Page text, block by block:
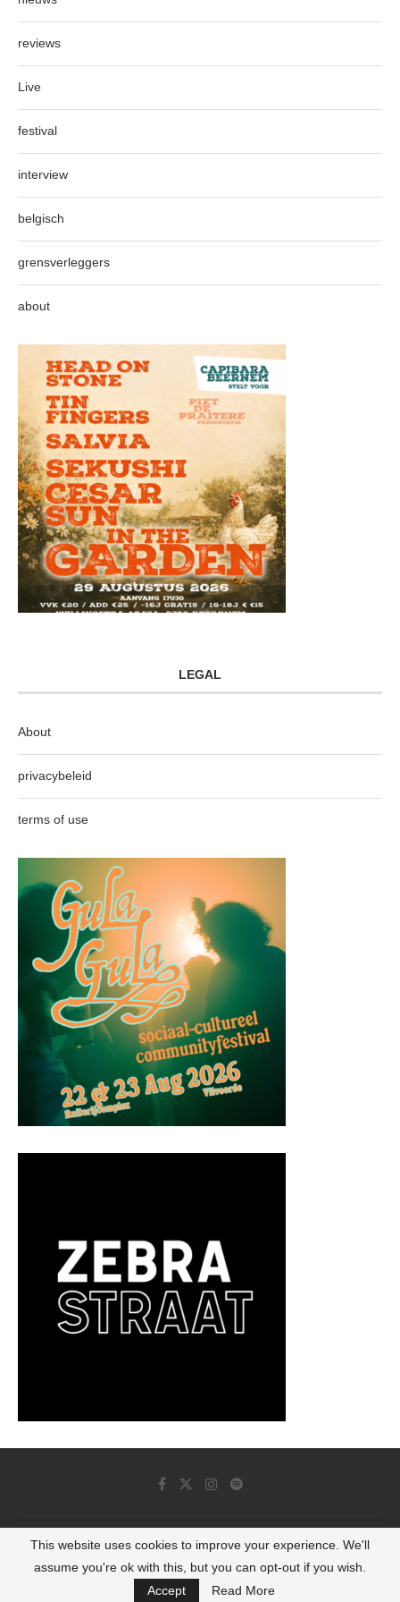
reviews
Live
festival
interview
belgisch
grensverleggers
about
LEGAL
About
privacybeleid
terms of use
© 2022 - Luminous Dash All Rights Reserved
BACK TO TOP
This website uses cookies to improve your experience. We'll
assume you're ok with this, but you can opt-out if you wish.
Accept
Read More